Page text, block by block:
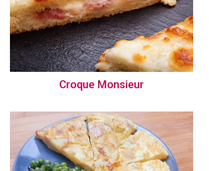
Croque Monsieur